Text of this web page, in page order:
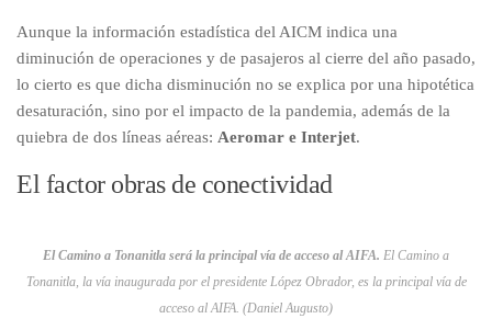
Aunque la información estadística del AICM indica una
diminución de operaciones y de pasajeros al cierre del año pasado,
lo cierto es que dicha disminución no se explica por una hipotética
desaturación, sino por el impacto de la pandemia, además de la
quiebra de dos líneas aéreas: Aeromar e Interjet.
El factor obras de conectividad
El Camino a Tonanitla será la principal vía de acceso al AIFA. El Camino a
Tonanitla, la vía inaugurada por el presidente López Obrador, es la principal vía de
acceso al AIFA. (Daniel Augusto)